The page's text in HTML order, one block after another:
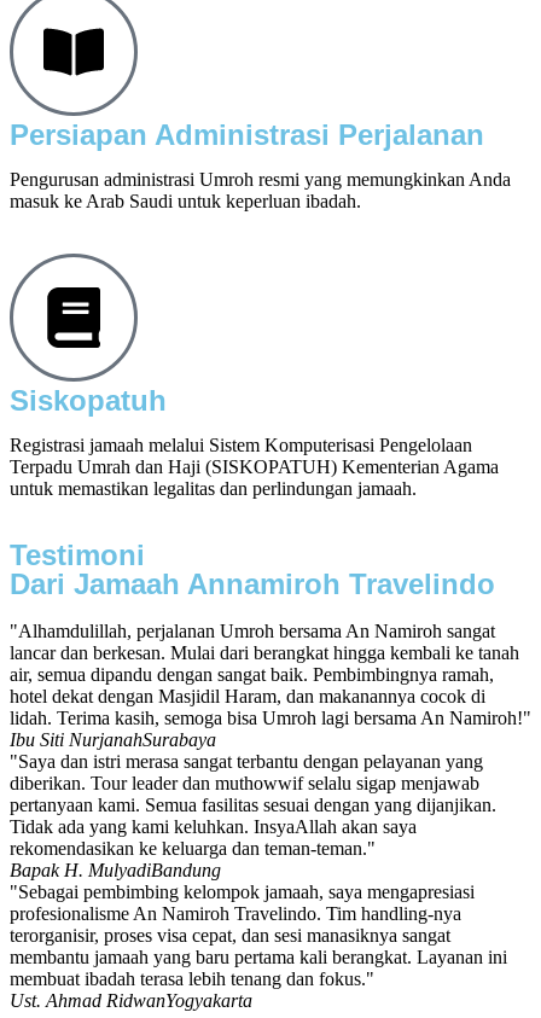
Persiapan Administrasi Perjalanan
Pengurusan administrasi Umroh resmi yang memungkinkan Anda
masuk ke Arab Saudi untuk keperluan ibadah.
Siskopatuh
Registrasi jamaah melalui Sistem Komputerisasi Pengelolaan
Terpadu Umrah dan Haji (SISKOPATUH) Kementerian Agama
untuk memastikan legalitas dan perlindungan jamaah.
Testimoni
Dari Jamaah Annamiroh Travelindo
"Alhamdulillah, perjalanan Umroh bersama An Namiroh sangat
lancar dan berkesan. Mulai dari berangkat hingga kembali ke tanah
air, semua dipandu dengan sangat baik. Pembimbingnya ramah,
hotel dekat dengan Masjidil Haram, dan makanannya cocok di
lidah. Terima kasih, semoga bisa Umroh lagi bersama An Namiroh!"
Ibu Siti NurjanahSurabaya
"Saya dan istri merasa sangat terbantu dengan pelayanan yang
diberikan. Tour leader dan muthowwif selalu sigap menjawab
pertanyaan kami. Semua fasilitas sesuai dengan yang dijanjikan.
Tidak ada yang kami keluhkan. InsyaAllah akan saya
rekomendasikan ke keluarga dan teman-teman."
Bapak H. MulyadiBandung
"Sebagai pembimbing kelompok jamaah, saya mengapresiasi
profesionalisme An Namiroh Travelindo. Tim handling-nya
terorganisir, proses visa cepat, dan sesi manasiknya sangat
membantu jamaah yang baru pertama kali berangkat. Layanan ini
membuat ibadah terasa lebih tenang dan fokus."
Ust. Ahmad RidwanYogyakarta